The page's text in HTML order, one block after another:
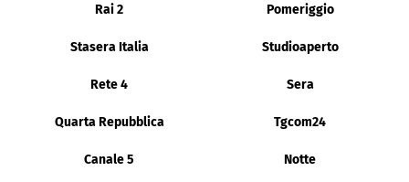
Rai 2 Pomeriggio
Stasera Italia Studioaperto
Rete 4 Sera
Quarta Repubblica Tgcom24
Canale 5 Notte